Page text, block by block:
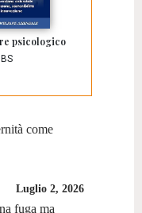
psicologico
IBS
come
Luglio 2, 2026
fuga ma